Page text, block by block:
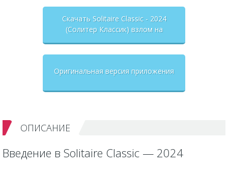
Скачать Solitaire Classic - 2024
(Солитер Классик) взлом на
Оригинальная версия приложения
ОПИСАНИЕ
Введение в Solitaire Classic — 2024